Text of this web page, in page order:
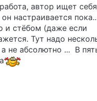
автор ищет
настраивается
и стëбом (даже если
Тут надо
не абсолютно ... В